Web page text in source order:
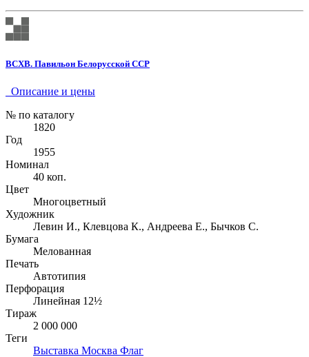
ВСХВ. Павильон Белорусской ССР
Описание и цены
№ по каталогу
1820
Год
1955
Номинал
40 коп.
Цвет
Многоцветный
Художник
Левин И., Клевцова К., Андреева Е., Бычков С.
Бумага
Мелованная
Печать
Автотипия
Перфорация
Линейная 12½
Тираж
2 000 000
Теги
Выставка Москва Флаг